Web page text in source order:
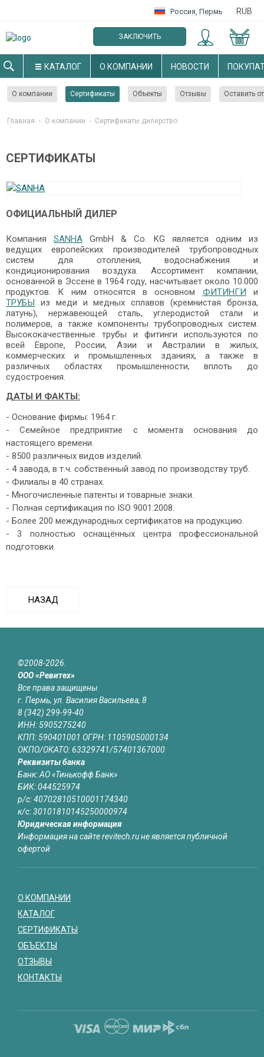
Россия, Пермь RUB
ЗАКЛЮЧИТЬ
ОПТОВЫЙ ДОГОВОР
КАТАЛОГ О КОМПАНИИ НОВОСТИ
О компании Сертификаты Объекты Отзывы Оставить
Главная - О компании - Cертификаты дилерство
СЕРТИФИКАТЫ
ОФИЦИАЛЬНЫЙ ДИЛЕР
Компания SANHA GmbH & Co. KG является одним из
ведущих европейских производителей трубопроводных
систем для отопления, водоснабжения и
кондиционирования воздуха. Ассортимент компании,
основанной в Эссене в 1964 году, насчитывает около 10.000
продуктов. К ним относятся в основном ФИТИНГИ и
ТРУБЫ из меди и медных сплавов (кремнистая бронза,
латунь), нержавеющей сталь, углеродистой стали и
полимеров, а также компоненты трубопроводных систем.
Высококачественные трубы и фитинги используются по
всей Европе, России, Азии и Австралии в жилых,
коммерческих и промышленных зданиях, а также в
различных областях промышленности, вплоть до
судостроения.
ДАТЫ И ФАКТЫ:
- Основание фирмы: 1964 г.
- Семейное предприятие с момента основания до
настоящего времени.
- 8500 различных видов изделий.
- 4 завода, в т.ч. собственный завод по производству труб.
- Филиалы в 40 странах.
- Многочисленные патенты и товарные знаки.
- Полная сертификация по ISO 9001:2008.
- Более 200 международных сертификатов на продукцию.
- 3 полностью оснащённых центра профессиональной
подготовки.
НАЗАД
©2008-2026.
ООО «Ревитех»
Все права защищены
г. Пермь, ул. Василия Васильева, 8
8 (342) 299-99-40
ИНН: 5905275240
КПП: 590401001 ОГРН: 1105905000134
ОКПО/ОКАТО: 63329741/57401367000
Реквизиты банка
Банк: АО «Тинькофф Банк»
БИК: 044525974
р/с: 40702810510001174340
к/с: 30101810145250000974
Юридическая информация
Информация на сайте revitech.ru не является публичной
офертой
О КОМПАНИИ
КАТАЛОГ
СЕРТИФИКАТЫ
ОБЪЕКТЫ
ОТЗЫВЫ
КОНТАКТЫ